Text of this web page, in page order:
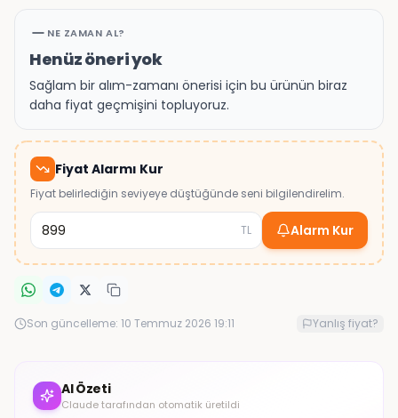
NE ZAMAN AL?
Henüz öneri yok
Sağlam bir alım-zamanı önerisi için bu ürünün biraz
daha fiyat geçmişini topluyoruz.
Fiyat Alarmı Kur
Fiyat belirlediğin seviyeye düştüğünde seni bilgilendirelim.
TL Alarm Kur
Son güncelleme: 10 Temmuz 2026 19:11 Yanlış fiyat?
AI Özeti
Claude tarafından otomatik üretildi